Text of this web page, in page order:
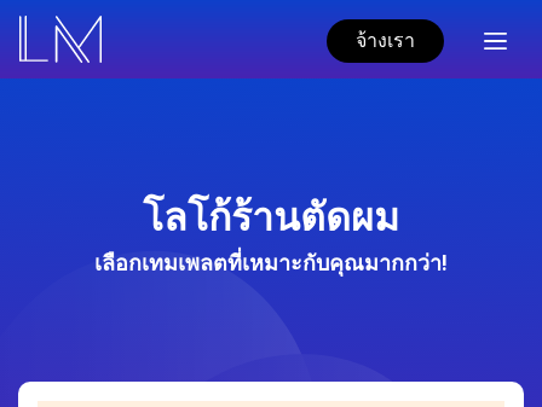
จ้างเรา
โลโก้ร้านตัดผม
เลือกเทมเพลตที่เหมาะกับคุณมากกว่า!